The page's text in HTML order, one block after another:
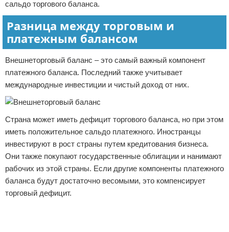
сальдо торгового баланса.
Разница между торговым и
платежным балансом
Внешнеторговый баланс – это самый важный компонент
платежного баланса. Последний также учитывает
международные инвестиции и чистый доход от них.
Страна может иметь дефицит торгового баланса, но при этом
иметь положительное сальдо платежного. Иностранцы
инвестируют в рост страны путем кредитования бизнеса.
Они также покупают государственные облигации и нанимают
рабочих из этой страны. Если другие компоненты платежного
баланса будут достаточно весомыми, это компенсирует
торговый дефицит.